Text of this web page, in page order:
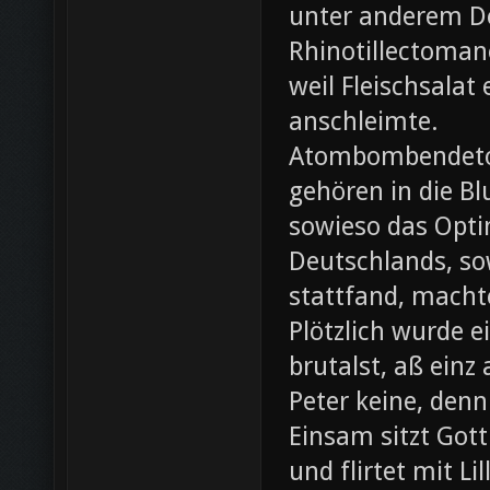
unter anderem
weil Fleischsalat
anschleimte.
gehören in die
sowieso das
Deutschlands,
stattfand,
Plötzlich wurde
brutalst, aß einz
Peter keine,
Einsam sitzt
und flirtet mit